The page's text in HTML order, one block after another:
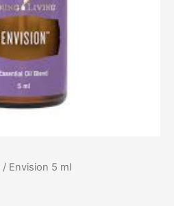
/ Envision 5 ml